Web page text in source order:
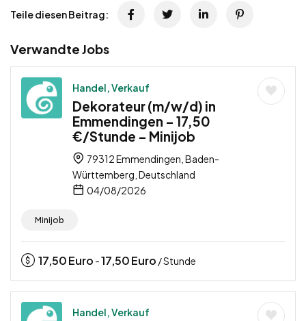
Teile diesen Beitrag:
Verwandte Jobs
Handel, Verkauf
Dekorateur (m/w/d) in
Emmendingen – 17,50
€/Stunde – Minijob
79312 Emmendingen, Baden-
Württemberg, Deutschland
04/08/2026
Minijob
17,50Euro -17,50Euro / Stunde
Handel, Verkauf